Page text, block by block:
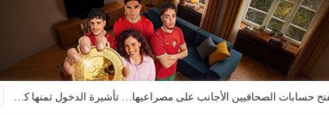
مناخ الأعمال الصناعي بالمغرب: “عادي” حسب 71 في المائة من المقاولات خلال الفصل الثاني من 2026